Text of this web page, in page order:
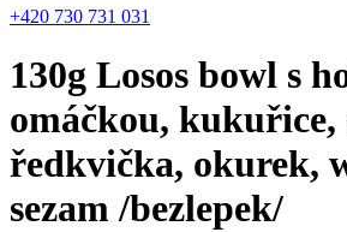
+420 730 731 031
130g Losos bowl s
omáčkou, kukuřice,
ředkvička, okurek,
sezam /bezlepek/